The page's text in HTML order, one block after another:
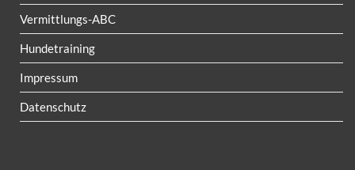
Vermittlungs-ABC
Hundetraining
Impressum
Datenschutz